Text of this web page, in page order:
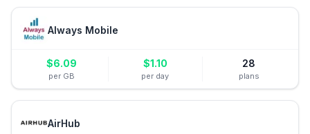
Always Mobile
$6.09
per GB
$1.10
per day
28
plans
AirHub